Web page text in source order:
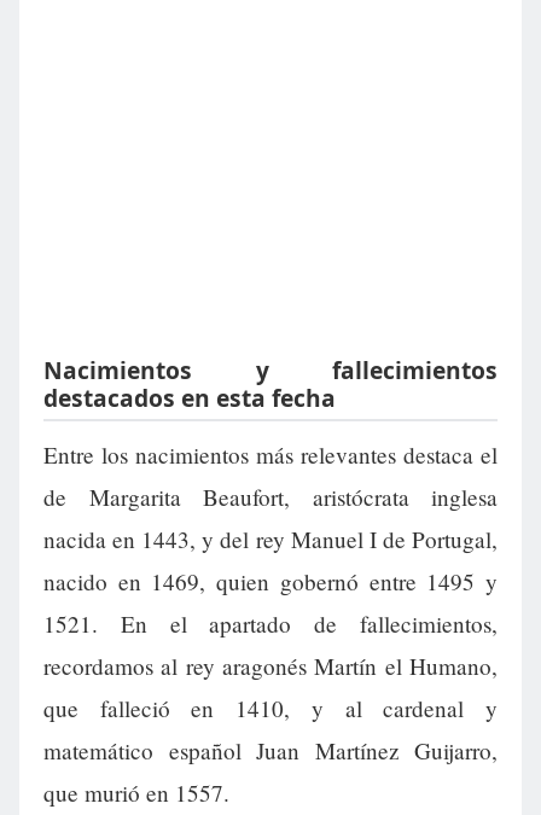
Nacimientos y fallecimientos
destacados en esta fecha
Entre los nacimientos más relevantes destaca el
de Margarita Beaufort, aristócrata inglesa
nacida en 1443, y del rey Manuel I de Portugal,
nacido en 1469, quien gobernó entre 1495 y
1521. En el apartado de fallecimientos,
recordamos al rey aragonés Martín el Humano,
que falleció en 1410, y al cardenal y
matemático español Juan Martínez Guijarro,
que murió en 1557.